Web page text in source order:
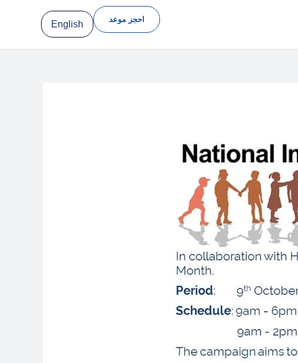
احجز موعد English